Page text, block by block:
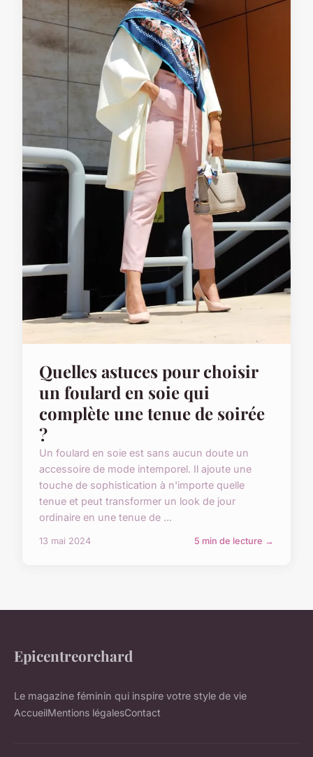
Quelles astuces pour choisir
un foulard en soie qui
complète une tenue de soirée
?
Un foulard en soie est sans aucun doute un
accessoire de mode intemporel. Il ajoute une
touche de sophistication à n'importe quelle
tenue et peut transformer un look de jour
ordinaire en une tenue de ...
13 mai 2024 5 min de lecture →
Epicentreorchard
Le magazine féminin qui inspire votre style de vie
AccueilMentions légalesContact